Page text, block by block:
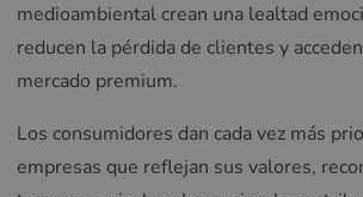
medioambiental crean una lealtad
reducen la pérdida de clientes y
mercado premium.
Los consumidores dan cada vez más
empresas que reflejan sus valores,